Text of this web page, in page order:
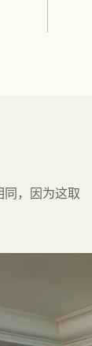
，因为这取